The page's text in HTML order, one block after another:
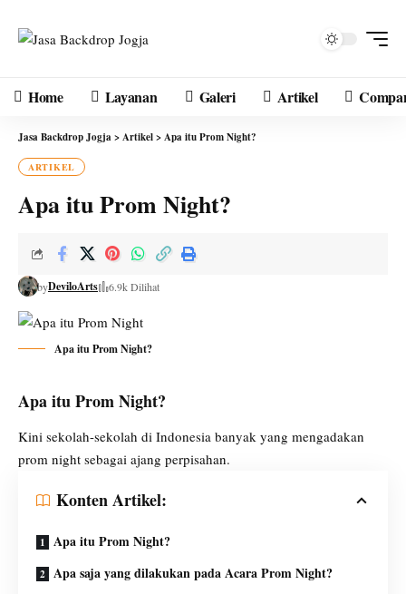
Home Layanan Galeri Artikel
Jasa Backdrop Jogja>Artikel>Apa itu Prom Night?
ARTIKEL
Apa itu Prom Night?
byDeviloArts 6.9k Dilihat
Apa itu Prom Night?
Apa itu Prom Night?
Kini sekolah-sekolah di Indonesia banyak yang mengadakan
prom night sebagai ajang perpisahan.
Konten Artikel:
Apa itu Prom Night?
Apa saja yang dilakukan pada Acara Prom Night?